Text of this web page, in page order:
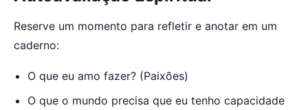
Reserve um momento para refletir e anotar em um
caderno:
O que eu amo fazer? (Paixões)
O que o mundo precisa que eu tenho capacidade